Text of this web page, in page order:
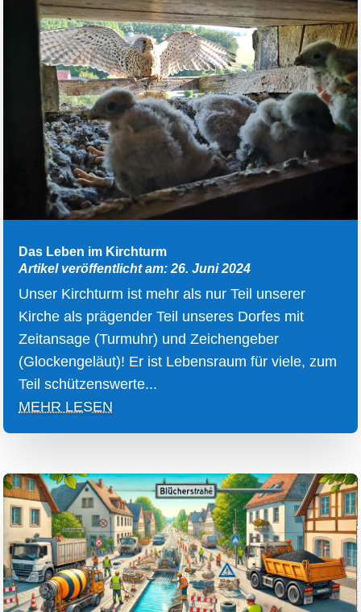
Das Leben im Kirchturm
Artikel veröffentlicht am: 26. Juni 2024
Unser Kirchturm ist mehr als nur Teil unserer
Kirche als prägender Teil unseres Dorfes mit
Zeitansage (Turmuhr) und Zeichengeber
(Glockengeläut)! Er ist Lebensraum für viele, zum
Teil schützenswerte...
MEHR LESEN